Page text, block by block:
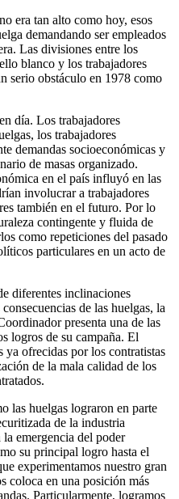
era tan alto como hoy, esos
demandando ser empleados
Las divisiones entre los
blanco y los trabajadores
serio obstáculo en 1978 como
día. Los trabajadores
los trabajadores
demandas socioeconómicas y
de masas organizado.
en el país influyó en las
involucrar a trabajadores
también en el futuro. Por lo
contingente y fluida de
como repeticiones del pasado
particulares en un acto de
diferentes inclinaciones
de las huelgas, la
presenta una de las
logros de su campaña. El
ya ofrecidas por los contratistas
de la mala calidad de los
las huelgas lograron en parte
de la industria
emergencia del poder
su principal logro hasta el
experimentamos nuestro gran
coloca en una posición más
Particularmente, logramos